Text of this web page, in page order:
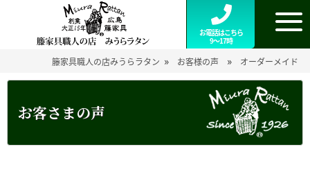
お電話はこちら
9～17時
籐家具職人の店みうらラタン » お客様の声 » オーダーメイド
お客さまの声